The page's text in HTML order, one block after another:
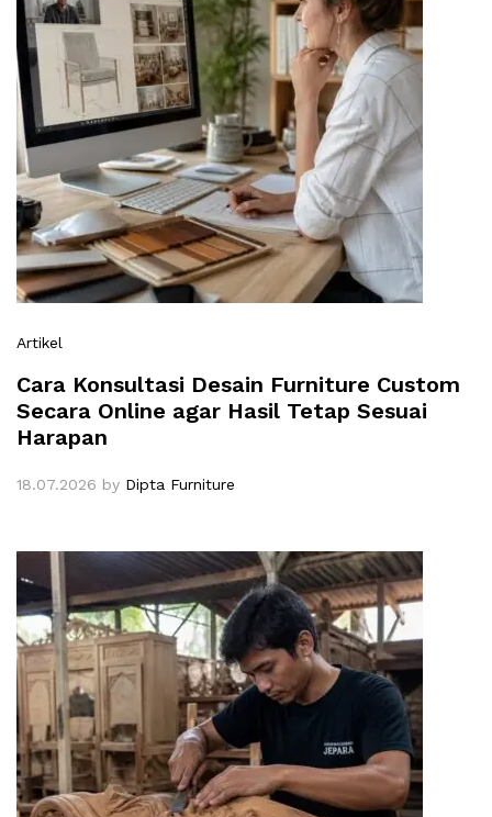
Artikel
Cara Konsultasi Desain Furniture Custom
Secara Online agar Hasil Tetap Sesuai
Harapan
18.07.2026 by Dipta Furniture